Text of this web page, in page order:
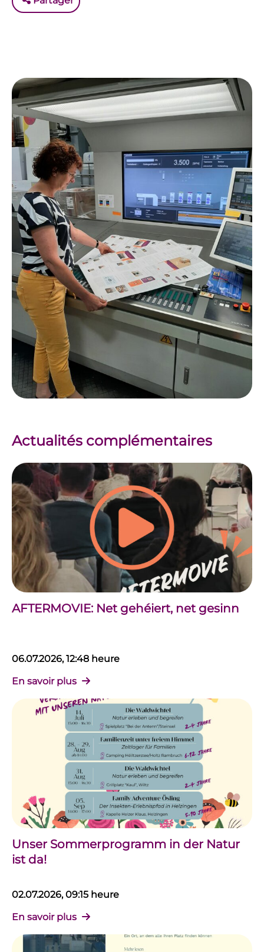
Actualités complémentaires
AFTERMOVIE: Net gehéiert, net gesinn
06.07.2026, 12:48 heure
En savoir plus
Unser Sommerprogramm in der Natur
ist da!
02.07.2026, 09:15 heure
En savoir plus